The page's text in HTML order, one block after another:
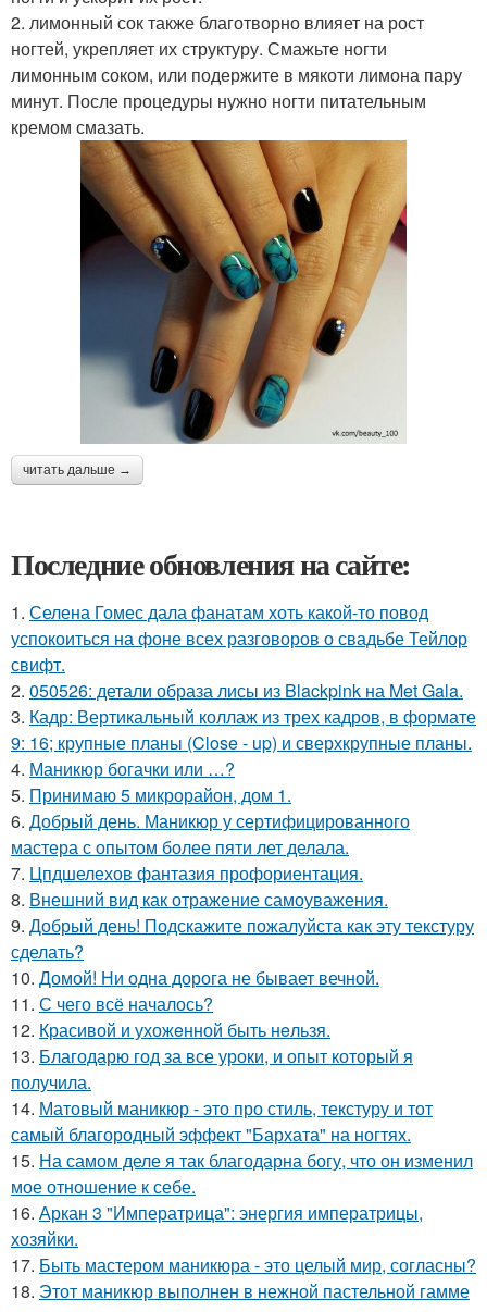
2. лимонный сок также благотворно влияет на рост
ногтей, укрепляет их структуру. Смажьте ногти
лимонным соком, или подержите в мякоти лимона пару
минут. После процедуры нужно ногти питательным
кремом смазать.
читать дальше →
Последние обновления на сайте:
1. Селена Гомес дала фанатам хоть какой-то повод
успокоиться на фоне всех разговоров о свадьбе Тейлор
свифт.
2. 050526: детали образа лисы из Blackpink на Met Gala.
3. Кадр: Вертикальный коллаж из трех кадров, в формате
9: 16; крупные планы (Close - up) и сверхкрупные планы.
4. Маникюр богачки или …?
5. Принимаю 5 микрорайон, дом 1.
6. Добрый день. Маникюр у сертифицированного
мастера с опытом более пяти лет делала.
7. Цпдшелехов фантазия профориентация.
8. Внешний вид как отражение самоуважения.
9. Добрый день! Подскажите пожалуйста как эту текстуру
сделать?
10. Домой! Ни одна дорога не бывает вечной.
11. С чего всё началось?
12. Красивой и ухожeнной быть нeльзя.
13. Благодарю год за все уроки, и опыт который я
получила.
14. Матовый маникюр - это про стиль, текстуру и тот
самый благородный эффект "Бархата" на ногтях.
15. На самом деле я так благодарна богу, что он изменил
мое отношение к себе.
16. Аркан 3 "Императрица": энергия императрицы,
хозяйки.
17. Быть мастером маникюра - это целый мир, согласны?
18. Этот маникюр выполнен в нежной пастельной гамме